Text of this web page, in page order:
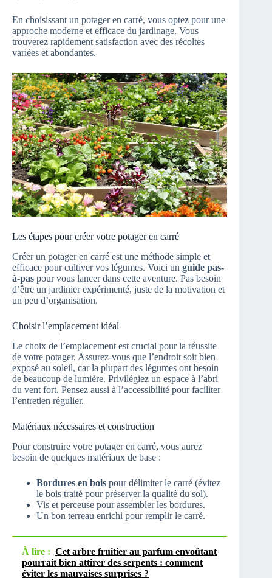
En choisissant un potager en carré, vous optez pour une
approche moderne et efficace du jardinage. Vous
trouverez rapidement satisfaction avec des récoltes
variées et abondantes.
Les étapes pour créer votre potager en carré
Créer un potager en carré est une méthode simple et
efficace pour cultiver vos légumes. Voici un guide pas-
à-pas pour vous lancer dans cette aventure. Pas besoin
d’être un jardinier expérimenté, juste de la motivation et
un peu d’organisation.
Choisir l’emplacement idéal
Le choix de l’emplacement est crucial pour la réussite
de votre potager. Assurez-vous que l’endroit soit bien
exposé au soleil, car la plupart des légumes ont besoin
de beaucoup de lumière. Privilégiez un espace à l’abri
du vent fort. Pensez aussi à l’accessibilité pour faciliter
l’entretien régulier.
Matériaux nécessaires et construction
Pour construire votre potager en carré, vous aurez
besoin de quelques matériaux de base :
Bordures en bois pour délimiter le carré (évitez
le bois traité pour préserver la qualité du sol).
Vis et perceuse pour assembler les bordures.
Un bon terreau enrichi pour remplir le carré.
À lire : Cet arbre fruitier au parfum envoûtant
pourrait bien attirer des serpents : comment
éviter les mauvaises surprises ?